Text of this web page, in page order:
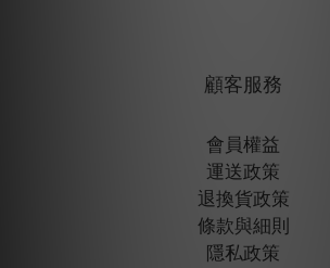
顧客服務
會員權益
運送政策
退換貨政策
條款與細則
隱私政策